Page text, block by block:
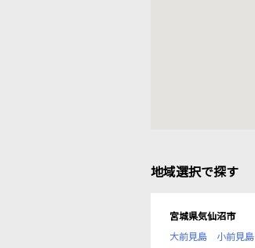
地域選択で探す
宮城県気仙沼市
大前見島
小前見島